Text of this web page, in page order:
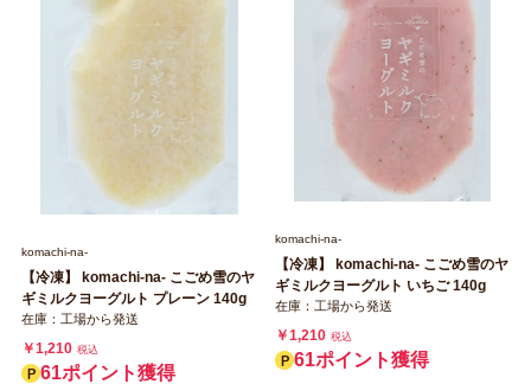
komachi‐na‐
【冷凍】 komachi‐na‐ こごめ雪のヤ
ギミルクヨーグルト プレーン 140g
在庫：工場から発送
￥1,210 税込
61ポイント獲得
komachi‐na‐
【冷凍】 komachi‐na‐ こごめ雪のヤ
ギミルクヨーグルト いちご 140g
在庫：工場から発送
￥1,210 税込
61ポイント獲得